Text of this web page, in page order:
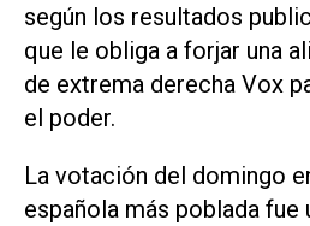
según los ‌resultados
que le obliga a forjar una
de extrema derecha Vox
el poder.
La votación del domingo
española más poblada fue